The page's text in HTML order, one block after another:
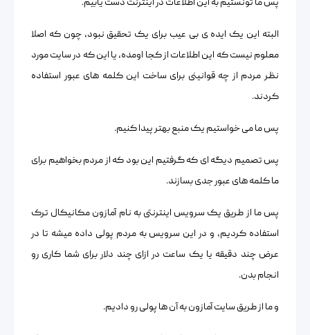
پس ما تونستیم به این اطلاعات در اینترنت دست یابیم.
البته این یک ایده ی بی عیب برای یک تحقیق نبود، چون که اصلا
معلوم نیست که این اطلاعات از کجا اومده، یا این که در سایت مورد
نظر مردم از چه قوانینی برای ساخت این کلمه های عبور استفاده
کردند.
پس ما می خواستیم یک منبع بهتر پیدا کنیم.
پس تصمیم دیگه ای که گرفتیم این بود که از مردم بخواهیم برای
ما کلمه های عبور جدی بسازند.
پس ما از طریق یک سرویس اینترنتی به نام آمازون مکانیکال ترک
استفاده کردیم، و در این سرویس به مردم پولی داده میشه تا در
عرض چند دقیقه یا یک ساعت در ازای چند دلار برای شما کاری رو
انجام بدن.
و ما از طریق سایت آمازون به آن ها پولی رو دادیم.